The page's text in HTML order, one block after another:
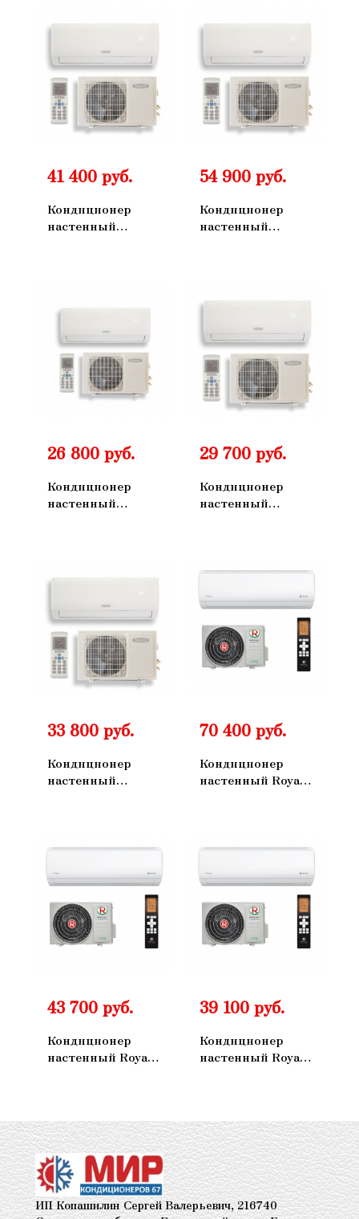
41 400 руб.
Кондиционер
настенный
54 900 руб.
Кондиционер
настенный
26 800 руб.
Кондиционер
настенный
29 700 руб.
Кондиционер
настенный
33 800 руб.
Кондиционер
настенный
70 400 руб.
Кондиционер
настенный Royal
43 700 руб.
Кондиционер
настенный Royal
39 100 руб.
Кондиционер
настенный Royal
ИП Копашилин Сергей Валерьевич, 216740